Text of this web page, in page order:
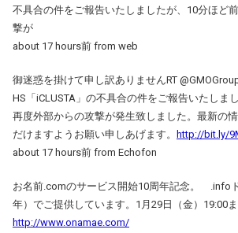
不具合の件をご報告いたしましたが、10分ほど
撃が
about 17 hours前 from web
御迷惑を掛けて申し訳ありませんRT
HS「iCLUSTA」の不具合の件をご報告いたしま
再度外部からの攻撃が発生致しました。最新の
だけますようお願い申しあげます。
http://bit.ly/
about 17 hours前 from Echofon
お名前.comのサービス開始10周年記念。 .info
年）でご提供しています。1月29日（金）19:00
http://www.onamae.com/